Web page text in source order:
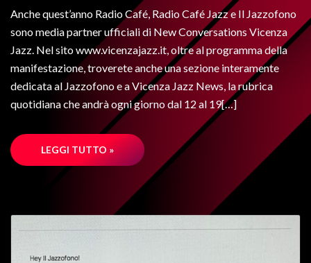
Anche quest’anno Radio Café, Radio Café Jazz e Il Jazzofono
sono media partner ufficiali di New Conversations Vicenza
Jazz. Nel sito www.vicenzajazz.it, oltre al programma della
manifestazione, troverete anche una sezione interamente
dedicata al Jazzofono e a Vicenza Jazz News, la rubrica
quotidiana che andrà ogni giorno dal 12 al 19[…]
LEGGI TUTTO »